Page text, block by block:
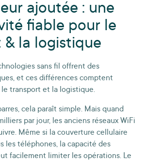
ajoutée : une
fiable pour le
la logistique
sans fil offrent des
et ces différences comptent
transport et la logistique.
cela paraît simple. Mais quand
par jour, les anciens réseaux WiFi
Même si la couverture cellulaire
les téléphones, la capacité des
facilement limiter les opérations. Le